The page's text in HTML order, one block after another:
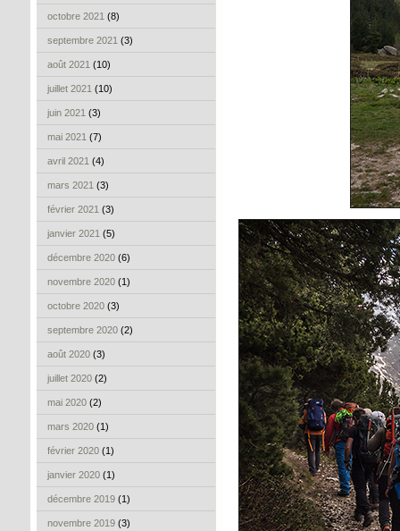
octobre 2021 (8)
septembre 2021 (3)
août 2021 (10)
juillet 2021 (10)
juin 2021 (3)
mai 2021 (7)
avril 2021 (4)
mars 2021 (3)
février 2021 (3)
janvier 2021 (5)
décembre 2020 (6)
novembre 2020 (1)
octobre 2020 (3)
septembre 2020 (2)
août 2020 (3)
juillet 2020 (2)
mai 2020 (2)
mars 2020 (1)
février 2020 (1)
janvier 2020 (1)
décembre 2019 (1)
novembre 2019 (3)